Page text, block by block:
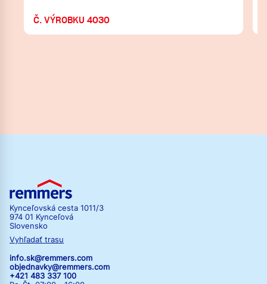
Č. VÝROBKU 4030
Kynceľovská cesta 1011/3
974 01 Kynceľová
Slovensko
Vyhľadať trasu
info.sk@remmers.com
objednavky@remmers.com
+421 483 337 100